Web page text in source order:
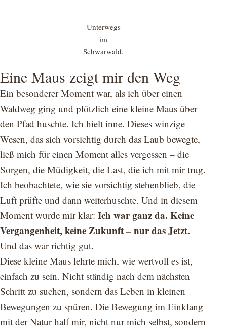
Unterwegs
im
Schwarwald.
Eine Maus zeigt mir den Weg
Ein besonderer Moment war, als ich über einen
Waldweg ging und plötzlich eine kleine Maus über
den Pfad huschte. Ich hielt inne. Dieses winzige
Wesen, das sich vorsichtig durch das Laub bewegte,
ließ mich für einen Moment alles vergessen – die
Sorgen, die Müdigkeit, die Last, die ich mit mir trug.
Ich beobachtete, wie sie vorsichtig stehenblieb, die
Luft prüfte und dann weiterhuschte. Und in diesem
Moment wurde mir klar: Ich war ganz da. Keine
Vergangenheit, keine Zukunft – nur das Jetzt.
Und das war richtig gut.
Diese kleine Maus lehrte mich, wie wertvoll es ist,
einfach zu sein. Nicht ständig nach dem nächsten
Schritt zu suchen, sondern das Leben in kleinen
Bewegungen zu spüren. Die Bewegung im Einklang
mit der Natur half mir, nicht nur mich selbst, sondern